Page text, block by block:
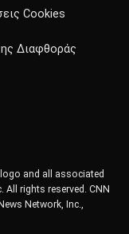
Cookies
Διαφθοράς
and all associated
rights reserved. CNN
Network, Inc.,